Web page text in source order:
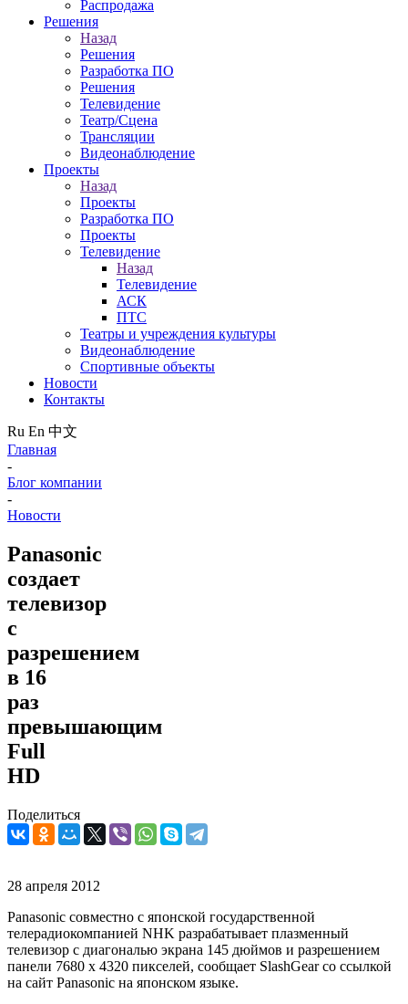
Распродажа
Решения
Назад
Решения
Разработка ПО
Решения
Телевидение
Театр/Сцена
Трансляции
Видеонаблюдение
Проекты
Назад
Проекты
Разработка ПО
Проекты
Телевидение
Назад
Телевидение
АСК
ПТС
Театры и учреждения культуры
Видеонаблюдение
Спортивные объекты
Новости
Контакты
Ru En 中文
Главная
-
Блог компании
-
Новости
Panasonic
создает
телевизор
с
разрешением
в 16
раз
превышающим
Full
HD
Поделиться
28 апреля 2012
Panasonic совместно с японской государственной
телерадиокомпанией NHK разрабатывает плазменный
телевизор с диагональю экрана 145 дюймов и разрешением
панели 7680 x 4320 пикселей, сообщает SlashGear со ссылкой
на сайт Panasonic на японском языке.